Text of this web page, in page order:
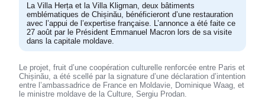
La Villa Herța et la Villa Kligman, deux bâtiments
emblématiques de Chișinău, bénéficieront d’une restauration
avec l’appui de l’expertise française. L’annonce a été faite ce
27 août par le Président Emmanuel Macron lors de sa visite
dans la capitale moldave.
Le projet, fruit d’une coopération culturelle renforcée entre Paris et
Chișinău, a été scellé par la signature d’une déclaration d’intention
entre l’ambassadrice de France en Moldavie, Dominique Waag, et
le ministre moldave de la Culture, Sergiu Prodan.